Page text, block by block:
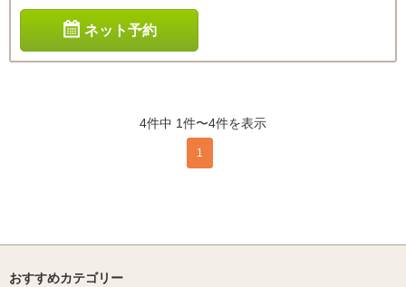
ネット予約
4件中 1件〜4件を表示
1
おすすめカテゴリー